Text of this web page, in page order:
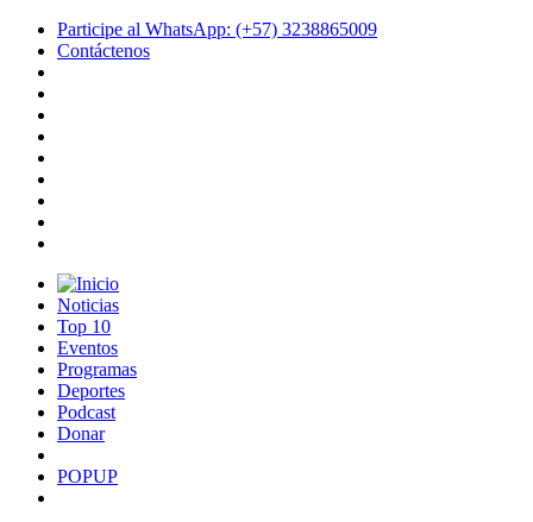
Participe al WhatsApp: (+57) 3238865009
Contáctenos
Noticias
Top 10
Eventos
Programas
Deportes
Podcast
Donar
POPUP